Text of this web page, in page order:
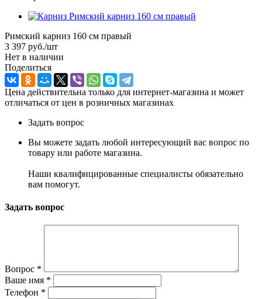
Римский карниз 160 см правый
3 397 руб./шт
Нет в наличии
Поделиться
Цена действительна только для интернет-магазина и может
отличаться от цен в розничных магазинах
Задать вопрос
Вы можете задать любой интересующий вас вопрос по
товару или работе магазина.
Наши квалифицированные специалисты обязательно
вам помогут.
Задать вопрос
Вопрос *
Ваше имя *
Телефон *